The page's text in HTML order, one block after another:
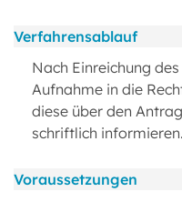
Verfahrensablauf
Nach Einreichung
Aufnahme in die
diese über den
schriftlich informieren.
Voraussetzungen